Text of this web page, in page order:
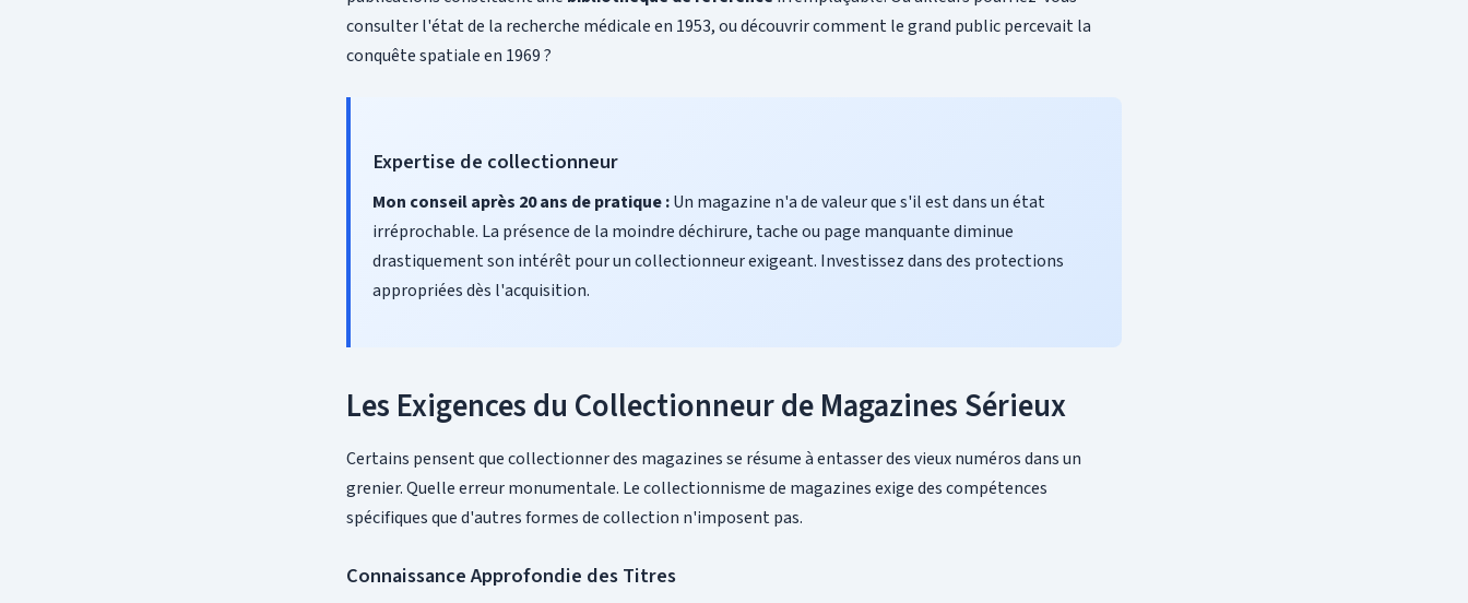
consulter l'état de la recherche médicale en 1953, ou découvrir comment le grand public percevait la
conquête spatiale en 1969 ?
Expertise de collectionneur
Mon conseil après 20 ans de pratique :Un magazine n'a de valeur que s'il est dans un état
irréprochable. La présence de la moindre déchirure, tache ou page manquante diminue
drastiquement son intérêt pour un collectionneur exigeant. Investissez dans des protections
appropriées dès l'acquisition.
Les Exigences du Collectionneur de Magazines Sérieux
Certains pensent que collectionner des magazines se résume à entasser des vieux numéros dans un
grenier. Quelle erreur monumentale. Le collectionnisme de magazines exige des compétences
spécifiques que d'autres formes de collection n'imposent pas.
Connaissance Approfondie des Titres